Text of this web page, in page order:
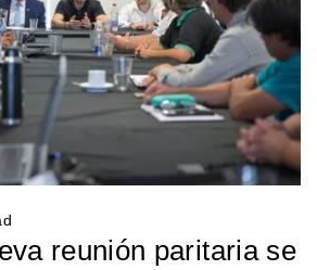
reunión paritaria se